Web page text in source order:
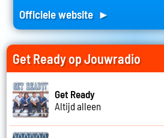
Officiele website ►
Get Ready op Jouwradio
Get Ready
Altijd alleen